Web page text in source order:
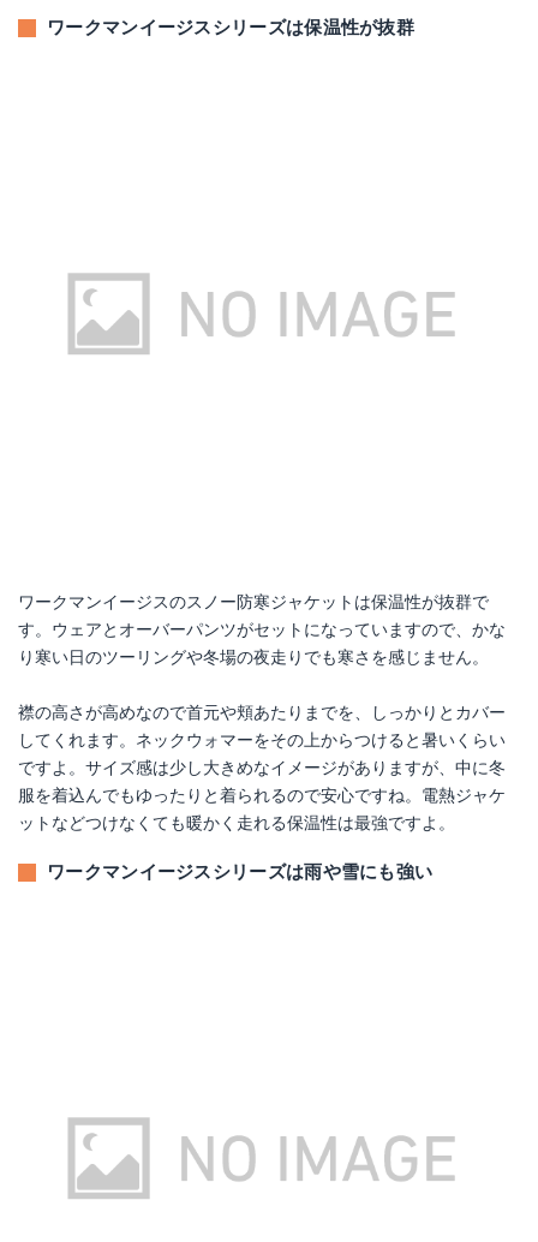
ワークマンイージスシリーズは保温性が抜群
ワークマンイージスのスノー防寒ジャケットは保温性が抜群で
す。ウェアとオーバーパンツがセットになっていますので、かな
り寒い日のツーリングや冬場の夜走りでも寒さを感じません。
襟の高さが高めなので首元や頬あたりまでを、しっかりとカバー
してくれます。ネックウォマーをその上からつけると暑いくらい
ですよ。サイズ感は少し大きめなイメージがありますが、中に冬
服を着込んでもゆったりと着られるので安心ですね。電熱ジャケ
ットなどつけなくても暖かく走れる保温性は最強ですよ。
ワークマンイージスシリーズは雨や雪にも強い